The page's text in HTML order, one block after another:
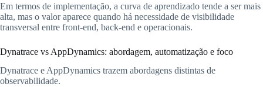
Em termos de implementação, a curva de aprendizado tende a ser mais
alta, mas o valor aparece quando há necessidade de visibilidade
transversal entre front-end, back-end e operacionais.
Dynatrace vs AppDynamics: abordagem, automatização e foco
Dynatrace e AppDynamics trazem abordagens distintas de
observabilidade.